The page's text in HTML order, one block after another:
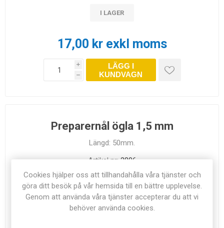
I LAGER
17,00 kr exkl moms
i
h
LÄGG I
KUNDVAGN
Preparernål ögla 1,5 mm
Längd: 50mm.
Artikel nr: 2806
Cookies hjälper oss att tillhandahålla våra tjänster och
göra ditt besök på vår hemsida till en bättre upplevelse.
Genom att använda våra tjänster accepterar du att vi
behöver använda cookies.